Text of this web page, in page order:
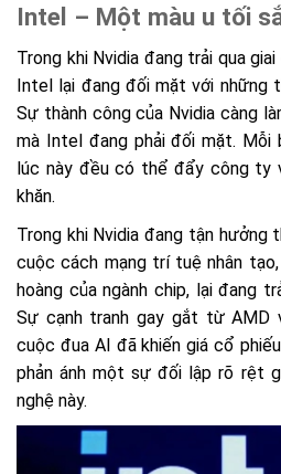
Intel – Một màu u tối
Trong khi Nvidia đang trải qua
Intel lại đang đối mặt với những
Sự thành công của Nvidia càng
mà Intel đang phải đối mặt.
lúc này đều có thể đẩy công ty
khăn.
Trong khi Nvidia đang tận hưởng
cuộc cách mạng trí tuệ nhân
hoàng của ngành chip, lại đang
Sự cạnh tranh gay gắt từ AMD
cuộc đua AI đã khiến giá cổ
phản ánh một sự đối lập rõ rệt
nghệ này.